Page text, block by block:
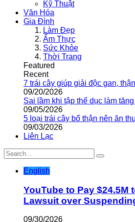
Kỹ Thuật
Văn Hóa
Gia Đình
Làm Đẹp
Ẩm Thực
Sức Khỏe
Thời Trang
Featured
Recent
7 trái cây giúp giải độc gan,
09/20/2026
Sai lầm khi tập thể dục làm
09/05/2026
5 loại trái cây bổ thận nên ăn
09/03/2026
Liên Lạc
English
YouTube to Pay $24.5M
Lawsuit over
09/30/2026